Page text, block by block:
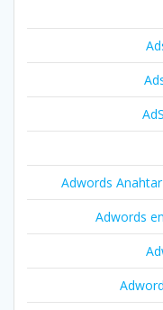
Adwords Anahtar
Adwords